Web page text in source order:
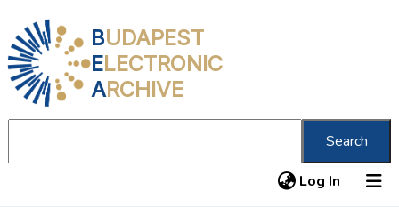
BUDAPEST
ELECTRONIC
ARCHIVE
Search
Log In (current)